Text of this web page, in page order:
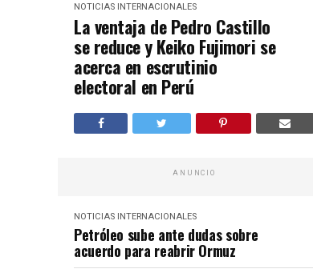
NOTICIAS INTERNACIONALES
La ventaja de Pedro Castillo
se reduce y Keiko Fujimori se
acerca en escrutinio
electoral en Perú
ANUNCIO
NOTICIAS INTERNACIONALES
Petróleo sube ante dudas sobre
acuerdo para reabrir Ormuz